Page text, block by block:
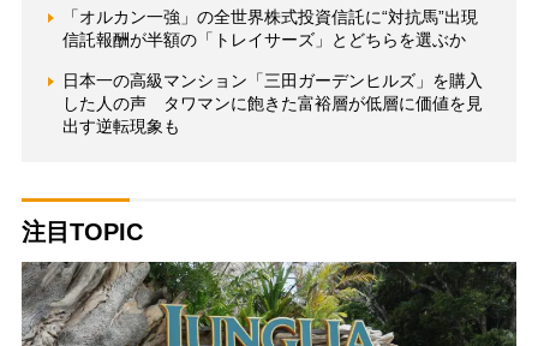
「オルカン一強」の全世界株式投資信託に“対抗馬”出現
信託報酬が半額の「トレイサーズ」とどちらを選ぶか
日本一の高級マンション「三田ガーデンヒルズ」を購入
した人の声 タワマンに飽きた富裕層が低層に価値を見
出す逆転現象も
注目TOPIC